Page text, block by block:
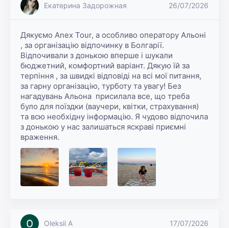
Екатерина Задорожная 26/07/2026
Дякуємо Anex Tour, а особливо оператору Альоні
, за організацію відпочинку в Болгарії.
Відпочивали з донькою вперше і шукали
бюджетний, комфортний варіант. Дякую їй за
терпіння , за швидкі відповіді на всі мої питання,
за гарну організацію, турботу та увагу! Без
нагадувань Альона  присилала все, що треба
було для поїздки (ваучери, квітки, страхування)
та всю необхідну інформацію. Я чудово відпочила
з донькою у нас залишаться яскраві приємні
враження.
Oleksii A 17/07/2026